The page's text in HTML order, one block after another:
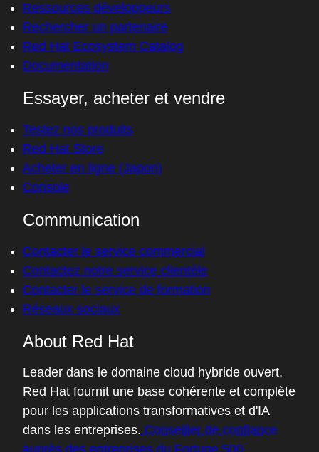
Ressources développeurs
Rechercher un partenaire
Red Hat Ecosystem Catalog
Documentation
Essayer, acheter et vendre
Testez nos produits
Red Hat Store
Acheter en ligne (Japon)
Console
Communication
Contacter le service commercial
Contactez notre service clientèle
Contacter le service de formation
Réseaux sociaux
About Red Hat
Leader dans le domaine cloud hybride ouvert,
Red Hat fournit une base cohérente et complète
pour les applications transformatives et d'IA
dans les entreprises. Conseiller de confiance
auprès des entreprises du Fortune 500